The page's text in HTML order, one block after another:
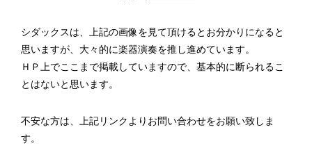
シダックスは、上記の画像を見て頂けるとお分かりになると
思いますが、大々的に楽器演奏を推し進めています。
ＨＰ上でここまで掲載していますので、基本的に断られるこ
とはないと思います。
不安な方は、上記リンクよりお問い合わせをお願い致しま
す。